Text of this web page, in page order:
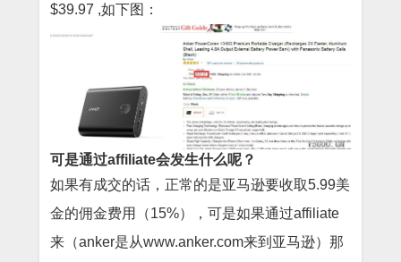
$39.97 ,如下图：
可是通过affiliate会发生什么呢？
如果有成交的话，正常的是亚马逊要收取5.99美
金的佣金费用（15%），可是如果通过affiliate
来（anker是从www.anker.com来到亚马逊）那